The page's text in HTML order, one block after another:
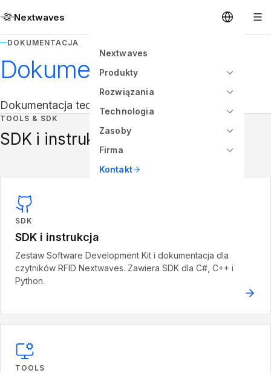
Nextwaves
Nextwaves
Produkty
Rozwiązania
Technologia
Zasoby
Firma
Kontakt
DOKUMENTACJA
Dokumentacja
Dokumentacja techniczna i przewodniki.
TOOLS & SDK
SDK i instrukcja
SDK
SDK i instrukcja
Zestaw Software Development Kit i dokumentacja dla
czytników RFID Nextwaves. Zawiera SDK dla C#, C++ i
Python.
TOOLS